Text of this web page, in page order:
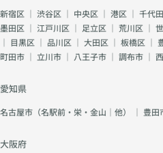
新宿区 ｜ 渋谷区 ｜ 中央区 ｜ 港区 ｜ 千代
墨田区 ｜ 江戸川区 ｜ 足立区 ｜ 荒川区 ｜
｜ 目黒区 ｜ 品川区 ｜ 大田区 ｜ 板橋区 ｜
町田市 ｜ 立川市 ｜ 八王子市 ｜ 調布市 ｜
愛知県
名古屋市（名駅前・栄・金山｜他） ｜ 豊田
大阪府